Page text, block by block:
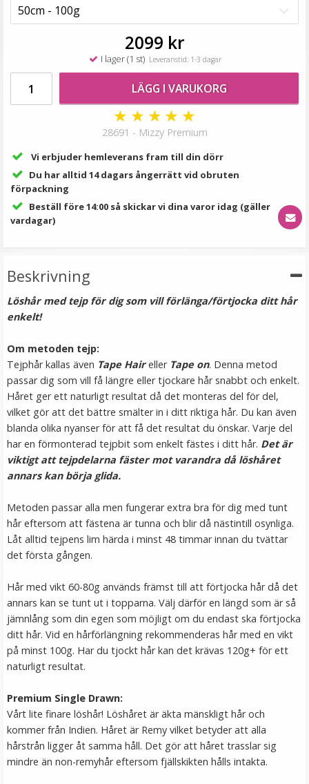
LÄGG I VARUKORG
#6 Mellanbrun - Original äkta löshår remy nagelslingor
189 kr
99 kr
LÄGG I VARUKORG
2099 kr
I lager (1 st) Leveranstid: 1-3 dagar
LÄGG I VARUKORG
★ ★ ★ ★ ★
28691 - Mizzy Premium
Vi erbjuder hemleverans fram till din dörr
Du har alltid 14 dagars ångerrätt vid obruten
förpackning
Beställ före 14:00 så skickar vi dina varor idag (gäller
vardagar)
Beskrivning
Löshår med tejp för dig som vill förlänga/förtjocka ditt hår
enkelt!
Om metoden tejp:
Tejphår kallas även Tape Haireller Tape on. Denna metod
passar dig som vill få längre eller tjockare hår snabbt och enkelt.
Håret ger ett naturligt resultat då det monteras del för del,
vilket gör att det bättre smälter in i ditt riktiga hår. Du kan även
blanda olika nyanser för att få det resultat du önskar. Varje del
har en förmonterad tejpbit som enkelt fästes i ditt hår. Det är
viktigt att tejpdelarna fäster mot varandra då löshåret
annars kan börja glida.
Metoden passar alla men fungerar extra bra för dig med tunt
hår eftersom att fästena är tunna och blir då nästintill osynliga.
Låt alltid tejpens lim härda i minst 48 timmar innan du tvättar
det första gången.
Hår med vikt 60-80g används främst till att förtjocka hår då det
annars kan se tunt ut i topparna. Välj därför en längd som är så
jämnlång som din egen som möjligt om du endast ska förtjocka
ditt hår. Vid en hårförlängning rekommenderas hår med en vikt
på minst 100g. Har du tjockt hår kan det krävas 120g+ för ett
naturligt resultat.
Premium Single Drawn:
Vårt lite finare löshår! Löshåret är äkta mänskligt hår och
kommer från Indien. Håret är Remy vilket betyder att alla
hårstrån ligger åt samma håll. Det gör att håret trasslar sig
mindre än non-remyhår eftersom fjällskikten hålls intakta.